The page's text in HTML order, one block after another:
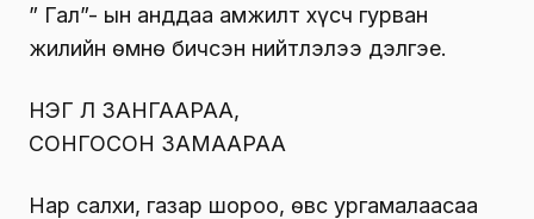
” Гал”- ын анддаа амжилт хүсч гурван
жилийн өмнө бичсэн нийтлэлээ дэлгэе.
НЭГ Л ЗАНГААРАА,
СОНГОСОН ЗАМААРАА
Нар салхи, газар шороо, өвс ургамалаасаа